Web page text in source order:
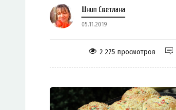
Шнип Светлана
05.11.2019
2 275 просмотров